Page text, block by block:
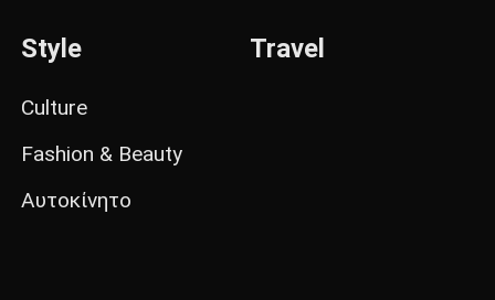
Style
Culture
Fashion & Beauty
Αυτοκίνητο
Travel